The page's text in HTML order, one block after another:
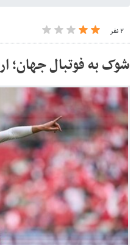
۲ نفر
شوک به فوتبال جهان؛